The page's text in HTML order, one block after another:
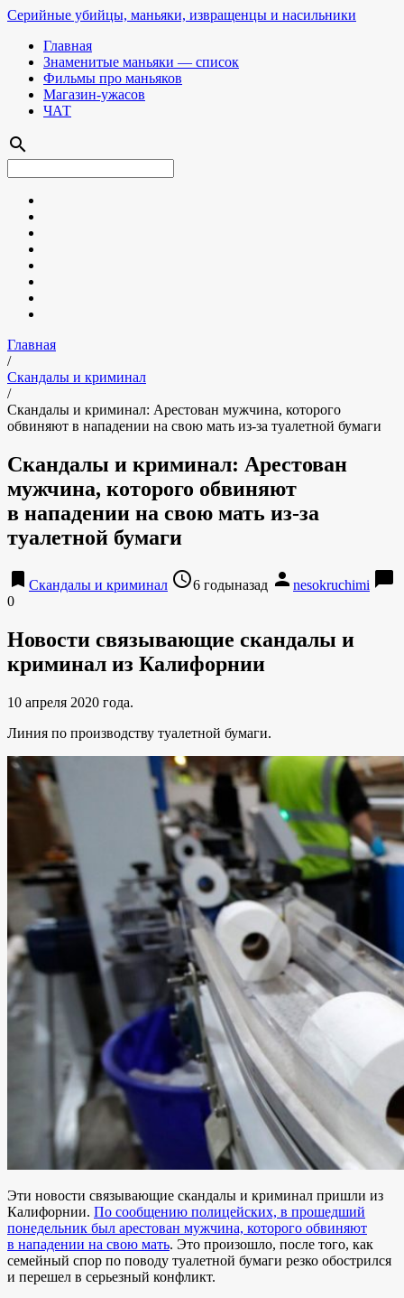
Серийные убийцы, маньяки, извращенцы и насильники
Главная
Знаменитые маньяки — список
Фильмы про маньяков
Магазин-ужасов
ЧАТ
search
Главная
/
Скандалы и криминал
/
Скандалы и криминал: Арестован мужчина, которого
обвиняют в нападении на свою мать из-за туалетной бумаги
Скандалы и криминал: Арестован
мужчина, которого обвиняют
в нападении на свою мать из-за
туалетной бумаги
bookmark Скандалы и криминал access_time6 годыназад person nesokruchimi chat_bubble
0
Новости связывающие скандалы и
криминал из Калифорнии
10 апреля 2020 года.
Линия по производству туалетной бумаги.
Эти новости связывающие скандалы и криминал пришли из
Калифорнии. По сообщению полицейских, в прошедший
понедельник был арестован мужчина, которого обвиняют
в нападении на свою мать. Это произошло, после того, как
семейный спор по поводу туалетной бумаги резко обострился
и перешел в серьезный конфликт.